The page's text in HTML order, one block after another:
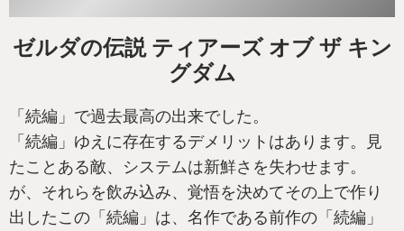
ゼルダの伝説 ティアーズ オブ ザ キン
グダム
「続編」で過去最高の出来でした。
「続編」ゆえに存在するデメリットはあります。見
たことある敵、システムは新鮮さを失わせます。
が、それらを飲み込み、覚悟を決めてその上で作り
出したこの「続編」は、名作である前作の「続編」